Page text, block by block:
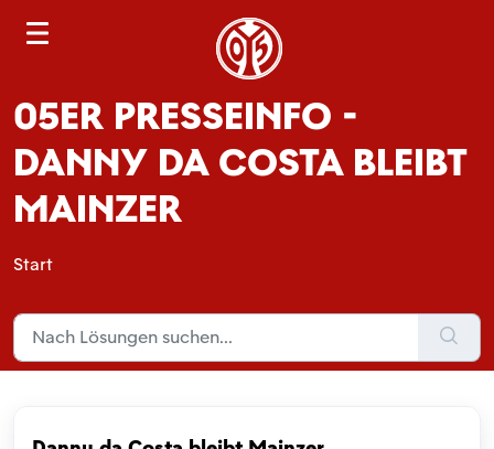
05ER PRESSEINFO -
DANNY DA COSTA BLEIBT
MAINZER
Start